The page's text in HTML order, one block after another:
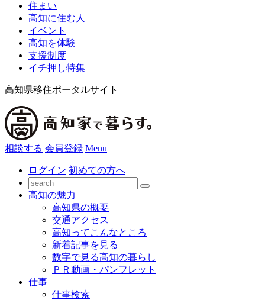
住まい
高知に住む人
イベント
高知を体験
支援制度
イチ押し特集
高知県移住ポータルサイト
相談する 会員登録 Menu
ログイン 初めての方へ
高知の魅力
高知県の概要
交通アクセス
高知ってこんなところ
新着記事を見る
数字で見る高知の暮らし
ＰＲ動画・パンフレット
仕事
仕事検索